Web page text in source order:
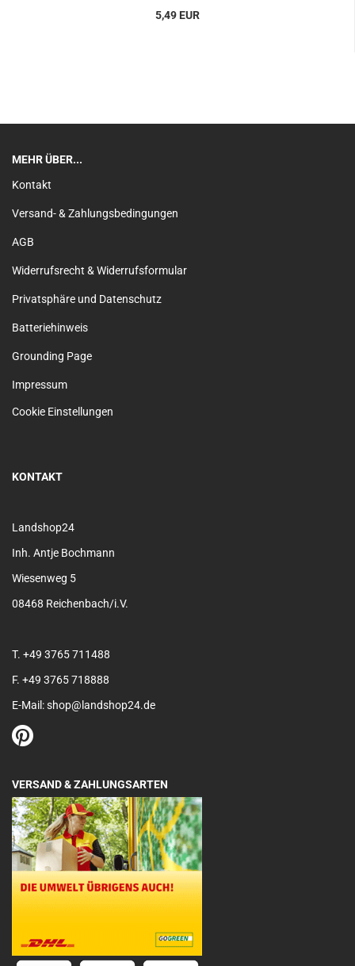
5,49 EUR
MEHR ÜBER...
Kontakt
Versand- & Zahlungsbedingungen
AGB
Widerrufsrecht & Widerrufsformular
Privatsphäre und Datenschutz
Batteriehinweis
Grounding Page
Impressum
Cookie Einstellungen
KONTAKT
Landshop24
Inh. Antje Bochmann
Wiesenweg 5
08468 Reichenbach/i.V.
T. +49 3765 711488
F. +49 3765 718888
E-Mail: shop@landshop24.de
VERSAND & ZAHLUNGSARTEN